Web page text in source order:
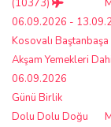
(10373)
06.09.2026 -
Kosovalı
Akşam Yemekleri
06.09.2026
Günü Birlik
Dolu Dolu Doğu